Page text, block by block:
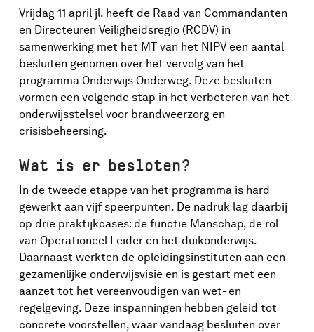
Vrijdag 11 april jl. heeft de Raad van Commandanten
en Directeuren Veiligheidsregio (RCDV) in
samenwerking met het MT van het NIPV een aantal
besluiten genomen over het vervolg van het
programma Onderwijs Onderweg. Deze besluiten
vormen een volgende stap in het verbeteren van het
onderwijsstelsel voor brandweerzorg en
crisisbeheersing.
Wat is er besloten?
In de tweede etappe van het programma is hard
gewerkt aan vijf speerpunten. De nadruk lag daarbij
op drie praktijkcases: de functie Manschap, de rol
van Operationeel Leider en het duikonderwijs.
Daarnaast werkten de opleidingsinstituten aan een
gezamenlijke onderwijsvisie en is gestart met een
aanzet tot het vereenvoudigen van wet- en
regelgeving. Deze inspanningen hebben geleid tot
concrete voorstellen, waar vandaag besluiten over